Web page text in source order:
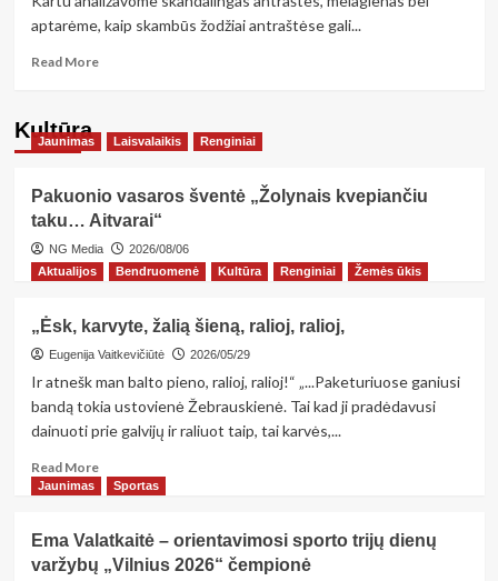
aptarėme, kaip skambūs žodžiai antraštėse gali...
Read MoreRead
Ąžuolo
septintokai
rytą
pradėjo
netradicine
veikla
Kultūra
Jaunimas Laisvalaikis Renginiai
Pakuonio vasaros šventė „Žolynais kvepiančiu
taku… Aitvarai“
NG Media
2026/08/06
Aktualijos
Bendruomenė Kultūra Renginiai Žemės ūkis
„Ėsk, karvyte, žalią šieną, ralioj, ralioj,
Eugenija Vaitkevičiūtė 2026/05/29
Ir atnešk man balto pieno, ralioj, ralioj!“ „...Paketuriuose ganiusi
bandą tokia ustovienė Žebrauskienė. Tai kad ji pradėdavusi
dainuoti prie galvijų ir raliuot taip, tai karvės,...
Read MoreRead
more
karvyte,
žalią
Jaunimas Sportas
Ema Valatkaitė – orientavimosi sporto trijų dienų
varžybų „Vilnius 2026“ čempionė